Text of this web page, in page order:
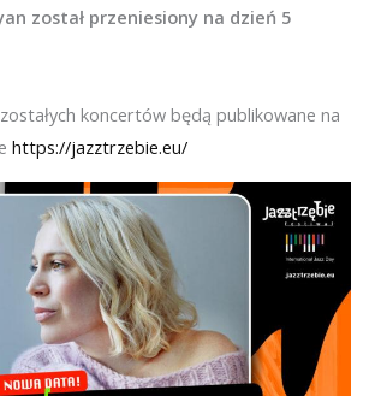
został przeniesiony na dzień 5
koncertów będą publikowane na
https://jazztrzebie.eu/